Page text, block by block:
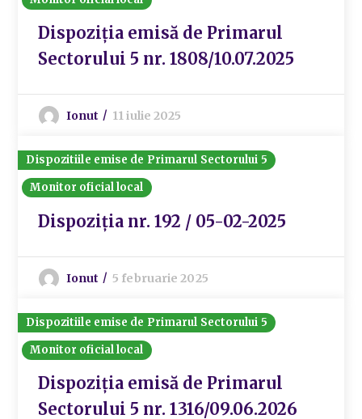
Dispoziția emisă de Primarul
Sectorului 5 nr. 1808/10.07.2025
Ionut 11 iulie 2025
Dispozitiile emise de Primarul Sectorului 5
Monitor oficial local
Dispoziția nr. 192 / 05-02-2025
Ionut 5 februarie 2025
Dispozitiile emise de Primarul Sectorului 5
Monitor oficial local
Dispoziția emisă de Primarul
Sectorului 5 nr. 1316/09.06.2026